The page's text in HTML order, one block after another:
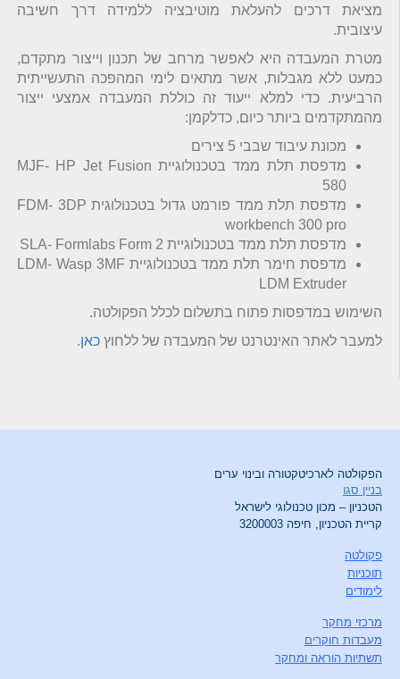
מציאת דרכים להעלאת מוטיבציה ללמידה דרך חשיבה
עיצובית.
מטרת המעבדה היא לאפשר מרחב של תכנון וייצור מתקדם,
כמעט ללא מגבלות, אשר מתאים לימי המהפכה התעשייתית
הרביעית. כדי למלא ייעוד זה כוללת המעבדה אמצעי ייצור
מהמתקדמים ביותר כיום, כדלקמן:
מכונת עיבוד שבבי 5 צירים
מדפסת תלת ממד בטכנולוגיית MJF- HP Jet Fusion
580
מדפסת תלת ממד פורמט גדול בטכנולוגית FDM- 3DP
workbench 300 pro
מדפסת תלת ממד בטכנולוגיית SLA- Formlabs Form 2
מדפסת חימר תלת ממד בטכנולוגיית LDM- Wasp 3MF
LDM Extruder
השימוש במדפסות פתוח בתשלום לכלל הפקולטה.
למעבר לאתר האינטרנט של המעבדה של ללחוץ כאן.
הפקולטה לארכיטקטורה ובינוי ערים
בניין סגו
הטכניון – מכון טכנולוגי לישראל
קריית הטכניון, חיפה 3200003
פקולטה
תוכניות
לימודים
מרכזי מחקר
מעבדות חוקרים
תשתיות הוראה ומחקר